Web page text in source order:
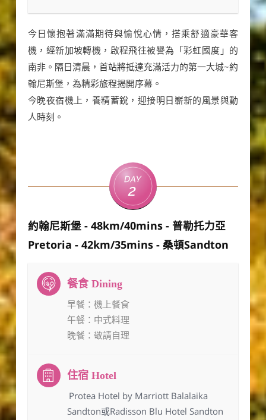
今日懷抱著滿滿期待與愉悅心情，搭乘舒適豪華客
機，經新加坡轉機，啟程飛往被譽為「彩虹國度」的
南非。隔日清晨，首站將抵達充滿活力的第一大城~約
翰尼斯堡，為精彩旅程揭開序幕。
今晚夜宿機上，養精蓄銳，迎接明日嶄新的風景與動
人時刻。
Day
2
約翰尼斯堡 - 48km/40mins - 普勒托力亞
Pretoria - 42km/35mins - 桑頓Sandton
早餐 ：機上餐食
午餐 ：中式料理
晚餐 ：敬請自理
：Protea Hotel by Marriott Balalaika
Sandton或Radisson Blu Hotel Sandton